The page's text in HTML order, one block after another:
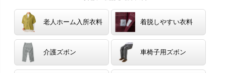
老人ホーム入所衣料 着脱しやすい衣料
介護ズボン 車椅子用ズボン